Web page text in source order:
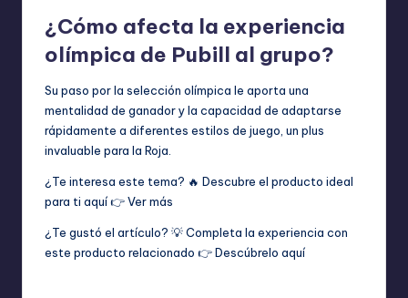
¿Cómo afecta la experiencia
olímpica de Pubill al grupo?
Su paso por la selección olímpica le aporta una
mentalidad de ganador y la capacidad de adaptarse
rápidamente a diferentes estilos de juego, un plus
invaluable para la Roja.
¿Te interesa este tema? 🔥 Descubre el producto ideal
para ti aquí 👉Ver más
¿Te gustó el artículo? 💡 Completa la experiencia con
este producto relacionado 👉Descúbrelo aquí